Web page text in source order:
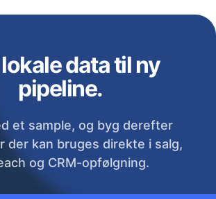
data til ny
pipeline.
et sample, og byg derefter
der kan bruges direkte i salg,
og CRM-opfølgning.